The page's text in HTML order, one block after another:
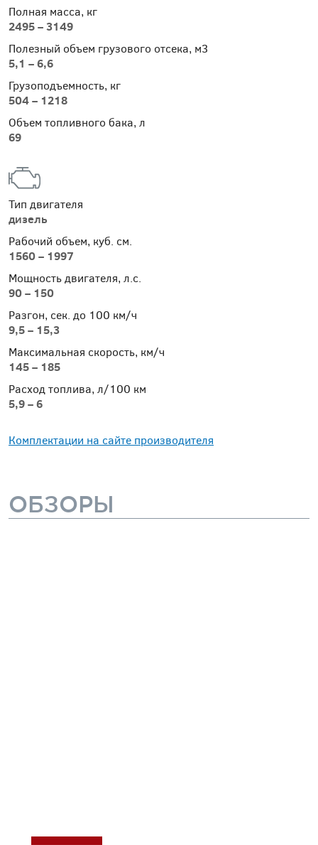
Полная масса, кг
2495 – 3149
Полезный объем грузового отсека, м3
5,1 – 6,6
Грузоподъемность, кг
504 – 1218
Объем топливного бака, л
69
Тип двигателя
дизель
Рабочий объем, куб. см.
1560 – 1997
Мощность двигателя, л.с.
90 – 150
Разгон, сек. до 100 км/ч
9,5 – 15,3
Максимальная скорость, км/ч
145 – 185
Расход топлива, л/100 км
5,9 – 6
Комплектации на сайте производителя
ОБЗОРЫ